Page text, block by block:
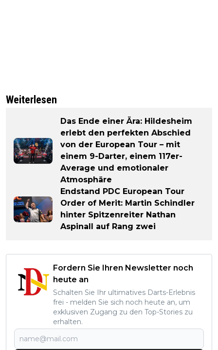
Weiterlesen
Das Ende einer Ära: Hildesheim
erlebt den perfekten Abschied
von der European Tour – mit
einem 9-Darter, einem 117er-
Average und emotionaler
Atmosphäre
Endstand PDC European Tour
Order of Merit: Martin Schindler
hinter Spitzenreiter Nathan
Aspinall auf Rang zwei
Fordern Sie Ihren Newsletter noch
heute an
Schalten Sie Ihr ultimatives Darts-Erlebnis
frei - melden Sie sich noch heute an, um
exklusiven Zugang zu den Top-Stories zu
erhalten.